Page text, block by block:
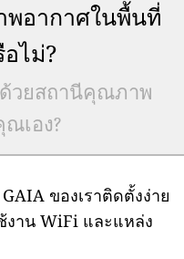
อากาศในพื้นที่
ไม่?
วยสถานีคุณภาพ
เอง?
ของเราติดตั้งง่าย
งาน WiFi และแหล่ง